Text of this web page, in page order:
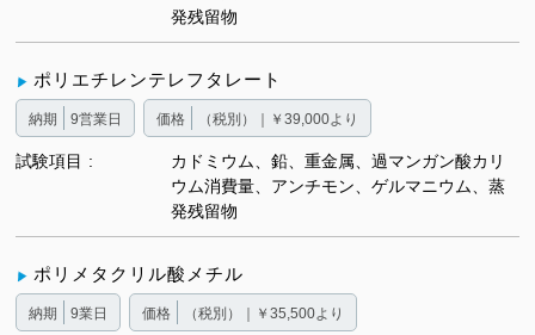
発残留物
ポリエチレンテレフタレート
納期 9営業日 価格 （税別）｜￥39,000より
試験項目
カドミウム、鉛、重金属、過マンガン酸カリ
ウム消費量、アンチモン、ゲルマニウム、蒸
発残留物
ポリメタクリル酸メチル
納期 9業日 価格 （税別）｜￥35,500より